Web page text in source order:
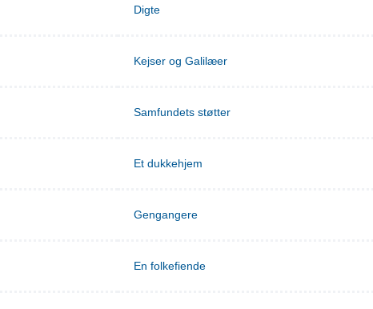
Digte
Kejser og Galilæer
Samfundets støtter
Et dukkehjem
Gengangere
En folkefiende